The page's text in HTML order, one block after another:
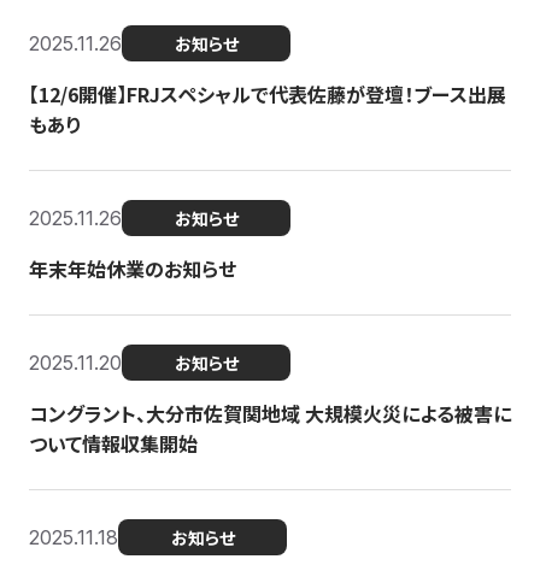
2025.11.26 お知らせ
【12/6開催】FRJスペシャルで代表佐藤が登壇！ブース出展
もあり
2025.11.26 お知らせ
年末年始休業のお知らせ
2025.11.20 お知らせ
コングラント、大分市佐賀関地域 大規模火災による被害に
ついて情報収集開始
2025.11.18 お知らせ